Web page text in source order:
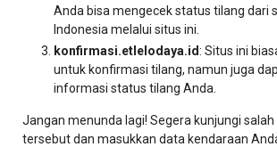
Anda bisa mengecek status tilang dari
Indonesia melalui situs ini.
konfirmasi.etlelodaya.id: Situs ini
untuk konfirmasi tilang, namun juga
informasi status tilang Anda.
Jangan menunda lagi! Segera kunjungi
tersebut dan masukkan data kendaraan